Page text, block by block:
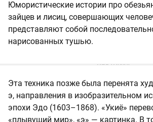
Юмористические истории про
зайцев и лисиц, совершающих
представляют собой
нарисованных тушью.
Эта техника позже была перенята
э, направления в изобразительном
эпохи Эдо (1603–1868). «Укиё»
«плывущий мир», «э» — картинка. В